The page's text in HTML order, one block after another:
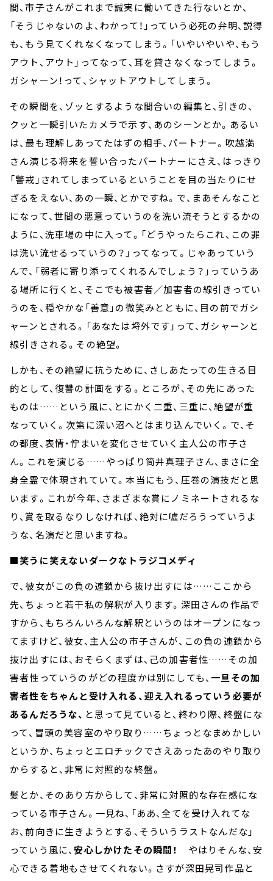
間、市子さんがこれまで誠実に働いてきた行ないとか、
「そうじゃないのよ、わかって！」っていう必死の弁明、説得
も、もう見てくれなくなってしまう。「いやいやいや、もう
アウト、アウト」ってなって、耳を貸さなくなってしまう。
ガシャーン！って、シャットアウトしてしまう。
その瞬間を、ゾッとするような間合いの編集と、引きの、
クッと一瞬引いたカメラで示す、あのシーンとか。あるい
は、最も理解しあってたはずの相手、パートナー。吹越満
さん演じる将来を誓い合ったパートナーにさえ、はっきり
「警戒」されてしまっているということを目の当たりにせ
ざるをえない、あの一瞬、とかですね。で、まあそんなこと
になって、世間の悪意っていうのを洗い流そうとするかの
ように、洗車場の中に入って。「どうやったらこれ、この罪
は洗い流せるっていうの？」ってなって。じゃあっていう
んで、「弱者に寄り添ってくれるんでしょう？」っていうあ
る場所に行くと、そこでも被害者／加害者の線引きってい
うのを、穏やかな「善意」の微笑みとともに、目の前でガシ
ャーンとされる。「あなたは埒外です」って、ガシャーンと
線引きされる。その絶望。
しかも、その絶望に抗うために、さしあたっての生きる目
的として、復讐の計画をする。ところが、その先にあった
ものは……という風に、とにかく二重、三重に、絶望が重
なっていく。次第に深い沼へとはまり込んでいく。で、そ
の都度、表情・佇まいを変化させていく主人公の市子さ
ん。これを演じる……やっぱり筒井真理子さん、まさに全
身全霊で体現されていて。本当にもう、圧巻の演技だと思
います。これが今年、さまざまな賞にノミネートされるな
り、賞を取るなりしなければ、絶対に嘘だろうっていうよ
うな、名演だと思いますね。
■笑うに笑えないダークなトラジコメディ
で、彼女がこの負の連鎖から抜け出すには……ここから
先、ちょっと若干私の解釈が入ります。深田さんの作品で
すから、もちろんいろんな解釈というのはオープンになっ
てますけど、彼女、主人公の市子さんが、この負の連鎖から
抜け出すには、おそらくまずは、己の加害者性……その加
害者性っていうのがどの程度かは別にしても、 一旦その加
害者性をちゃんと受け入れる、迎え入れるっていう必要が
あるんだろうな、 と思って見ていると、終わり際、終盤にな
って、冒頭の美容室のやり取り……ちょっとなまめかしい
というか、ちょっとエロチックでさえあったあのやり取り
からすると、非常に対照的な終盤。
髪とか、そのあり方からして、非常に対照的な存在感にな
っている市子さん。一見ね、「ああ、全てを受け入れてな
お、前向きに生きようとする、そういうラストなんだな」
っていう風に、安心しかけたその瞬間！ やはりそんな、安
心できる着地もさせてくれない。さすが深田晃司作品と